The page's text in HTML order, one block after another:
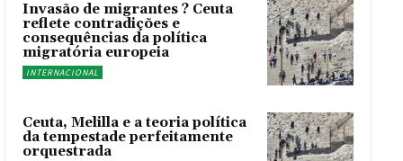
Invasão de migrantes ? Ceuta
reflete contradições e
consequências da política
migratória europeia
INTERNACIONAL
Ceuta, Melilla e a teoria política
da tempestade perfeitamente
orquestrada